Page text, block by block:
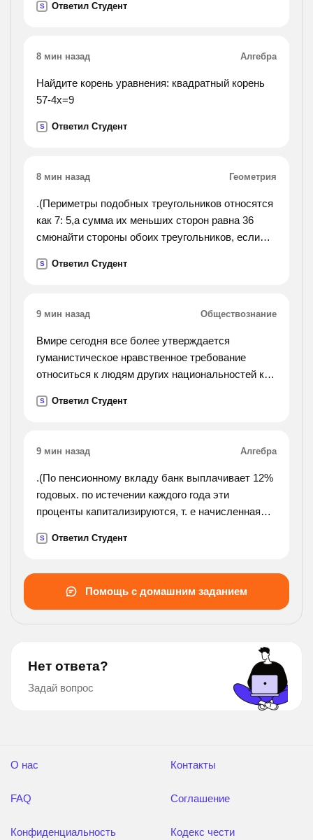
3. сколько яблок в подарке?
S Ответил Студент
8 мин назад Алгебра
Найдите корень уравнения: квадратный корень
57-4х=9
S Ответил Студент
8 мин назад Геометрия
.(Периметры подобных треугольников относятся
как 7: 5,а сумма их меньших сторон равна 36
смюнайти стороны обоих треугольников, если
S Ответил Студент
9 мин назад Обществознание
Вмире сегодня все более утверждается
гуманистическое нравственное требование
относиться к людям других национальностей как
вы понимаете смысл этого нравственного
S Ответил Студент
9 мин назад Алгебра
.(По пенсионному вкладу банк выплачивает 12%
годовых. по истечении каждого года эти
проценты капитализируются, т. е начисленная
вклада был открыт счет в 80 000 рублей,
течение 2 лет. какой доход был получен по
истечении этого срока?).
S Ответил Студент
Помощь с домашним заданием
Нет ответа?
Задай вопрос
О нас
FAQ
Конфиденциальность
Контакты
Соглашение
Кодекс чести